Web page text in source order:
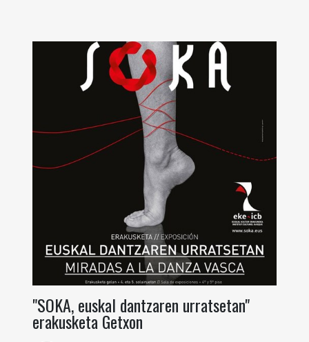
"SOKA, euskal dantzaren urratsetan"
erakusketa Getxon